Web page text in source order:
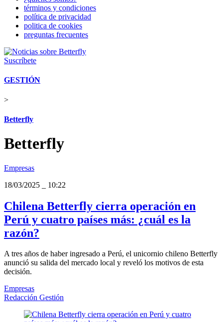
términos y condiciones
política de privacidad
politica de cookies
preguntas frecuentes
Suscríbete
GESTIÓN
>
Betterfly
Betterfly
Empresas
18/03/2025
10:22
Chilena Betterfly cierra operación en
Perú y cuatro países más: ¿cuál es la
razón?
A tres años de haber ingresado a Perú, el unicornio chileno Betterfly
anunció su salida del mercado local y reveló los motivos de esta
decisión.
Empresas
Redacción Gestión